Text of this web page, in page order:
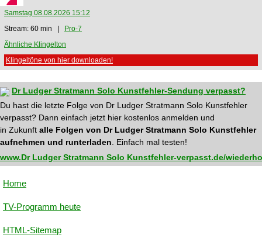
Samstag 08.08.2026 15:12
Stream: 60 min |
Pro-7
Ähnliche Klingelton
Klingeltöne von hier downloaden!
Dr Ludger Stratmann Solo Kunstfehler-Sendung verpasst?
Du hast die letzte Folge von Dr Ludger Stratmann Solo Kunstfehler
verpasst? Dann einfach jetzt hier kostenlos anmelden und
in Zukunft alle Folgen von Dr Ludger Stratmann Solo Kunstfehler
aufnehmen und runterladen . Einfach mal testen!
www.Dr Ludger Stratmann Solo Kunstfehler-verpasst.de/
Home
TV-Programm heute
HTML-Sitemap